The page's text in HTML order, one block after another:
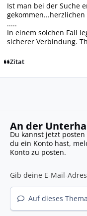
Ist man bei der Suche
gekommen...herzlichen
.....
In einem solchen Fall
sicherer Verbindung.
Zitat
An der
Du kannst jetzt
du ein Konto hast,
Konto zu posten.
Auf dieses